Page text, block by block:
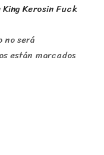
Kerosin Fuck
no será
están marcados